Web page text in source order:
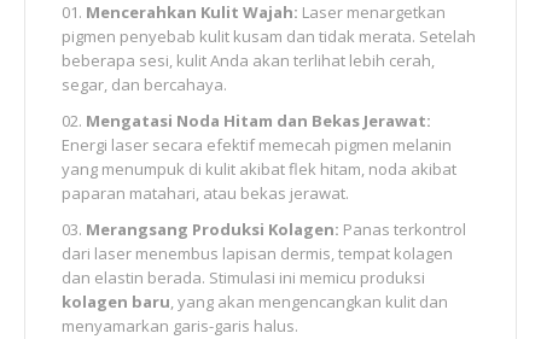
Mencerahkan Kulit Wajah: Laser menargetkan
pigmen penyebab kulit kusam dan tidak merata. Setelah
beberapa sesi, kulit Anda akan terlihat lebih cerah,
segar, dan bercahaya.
Mengatasi Noda Hitam dan Bekas Jerawat:
Energi laser secara efektif memecah pigmen melanin
yang menumpuk di kulit akibat flek hitam, noda akibat
paparan matahari, atau bekas jerawat.
Merangsang Produksi Kolagen: Panas terkontrol
dari laser menembus lapisan dermis, tempat kolagen
dan elastin berada. Stimulasi ini memicu produksi
kolagen baru, yang akan mengencangkan kulit dan
menyamarkan garis-garis halus.